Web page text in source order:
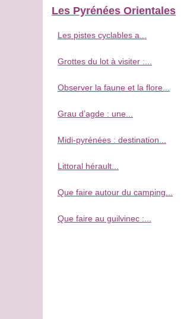
Les Pyrénées Orientales
Les pistes cyclables a...
Grottes du lot à visiter :...
Observer la faune et la flore...
Grau d’agde : une...
Midi-pyrénées : destination...
Littoral hérault...
Que faire autour du camping...
Que faire au guilvinec :...